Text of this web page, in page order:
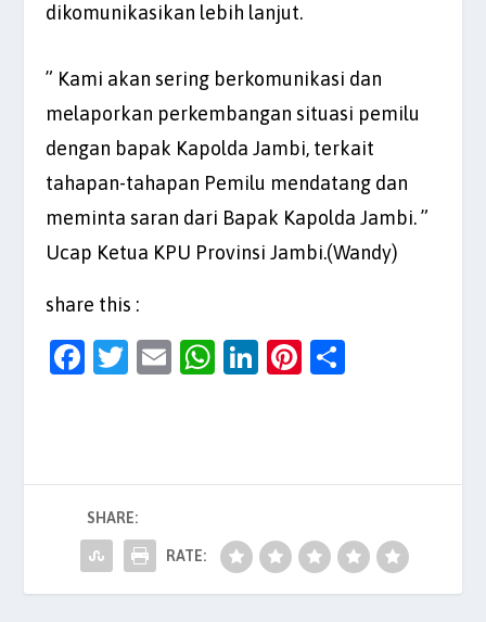
dikomunikasikan lebih lanjut.
” Kami akan sering berkomunikasi dan
melaporkan perkembangan situasi pemilu
dengan bapak Kapolda Jambi, terkait
tahapan-tahapan Pemilu mendatang dan
meminta saran dari Bapak Kapolda Jambi. ”
Ucap Ketua KPU Provinsi Jambi.(Wandy)
share this :
F
b
o
o
k
T
E
W
A
p
p
Li
dI
n
Pi
t
SHARE:
RATE: